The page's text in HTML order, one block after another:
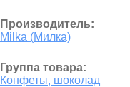
Производитель:
Milka (Милка)
Группа товара:
Конфеты, шоколад